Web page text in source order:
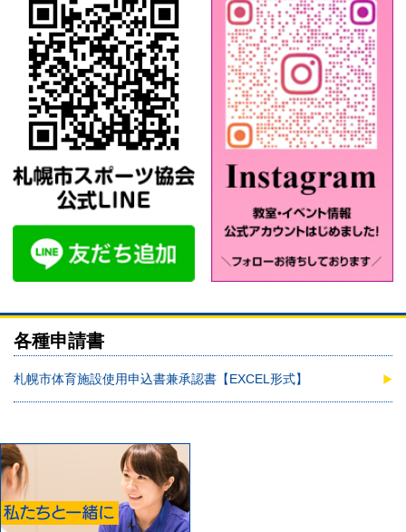
各種申請書
札幌市体育施設使用申込書兼承認書【EXCEL形式】